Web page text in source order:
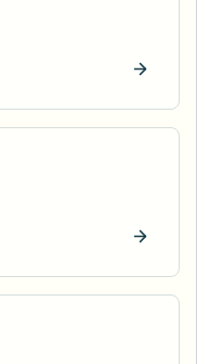
지금
지금